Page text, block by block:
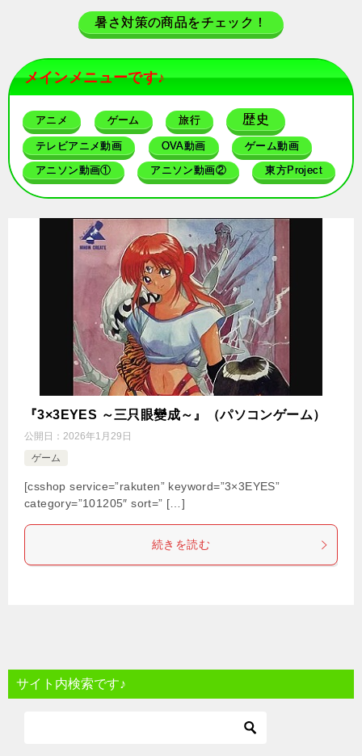
暑さ対策の商品をチェック！
メインメニューです♪
アニメ ゲーム 旅行 歴史
テレビアニメ動画 OVA動画 ゲーム動画
アニソン動画① アニソン動画② 東方Project
『3×3EYES ～三只眼變成～』（パソコンゲーム）
公開日： 2026年1月29日
ゲーム
[csshop service=”rakuten” keyword=”3×3EYES”
category=”101205″ sort=” […]
続きを読む
サイト内検索です♪